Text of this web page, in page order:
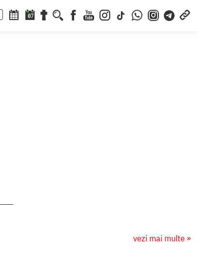
07
vezi mai multe »